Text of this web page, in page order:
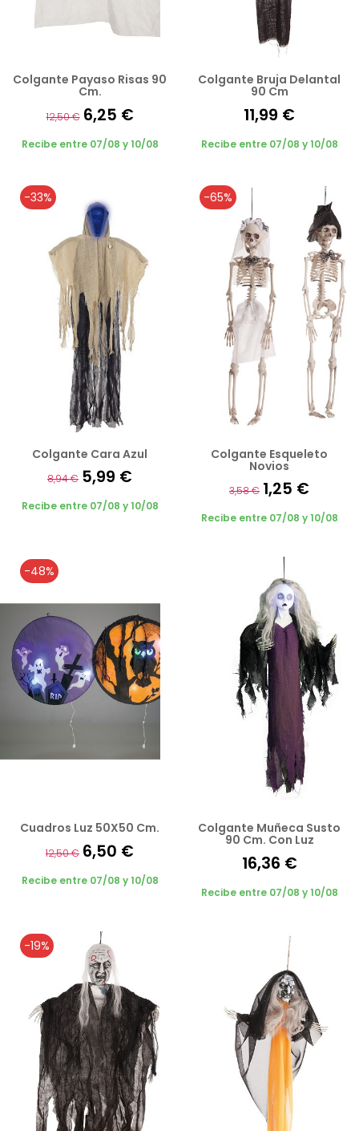
Colgante Payaso Risas 90
Cm.
12,50 € 6,25 €
Recibe entre 07/08 y 10/08
Colgante Bruja Delantal
90 Cm
11,99 €
Recibe entre 07/08 y 10/08
-33%
Colgante Cara Azul
8,94 € 5,99 €
Recibe entre 07/08 y 10/08
-65%
Colgante Esqueleto
Novios
3,58 € 1,25 €
Recibe entre 07/08 y 10/08
-48%
Cuadros Luz 50X50 Cm.
12,50 € 6,50 €
Recibe entre 07/08 y 10/08
Colgante Muñeca Susto
90 Cm. Con Luz
16,36 €
Recibe entre 07/08 y 10/08
-19%